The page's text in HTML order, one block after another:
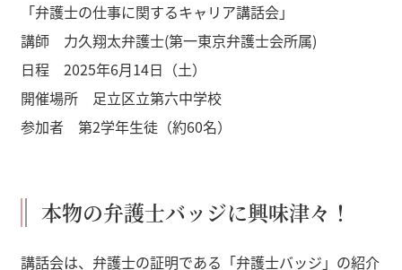
「弁護士の仕事に関するキャリア講話会」
講師 力久翔太弁護士(第一東京弁護士会所属)
日程 2025年6月14日（土）
開催場所 足立区立第六中学校
参加者 第2学年生徒（約60名）
本物の弁護士バッジに興味津々！
講話会は、弁護士の証明である「弁護士バッジ」の紹介